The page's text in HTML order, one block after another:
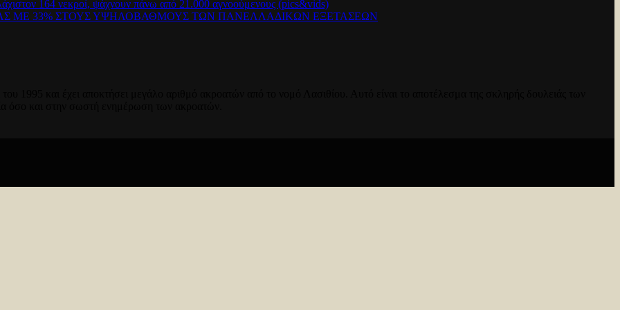
164 νεκροί, ψάχνουν πάνω από 21.000 αγνοούμενους (pics&vids)
ΜΕ 33% ΣΤΟΥΣ ΥΨΗΛΟΒΑΘΜΟΥΣ ΤΩΝ ΠΑΝΕΛΛΑΔΙΚΩΝ ΕΞΕΤΑΣΕΩΝ